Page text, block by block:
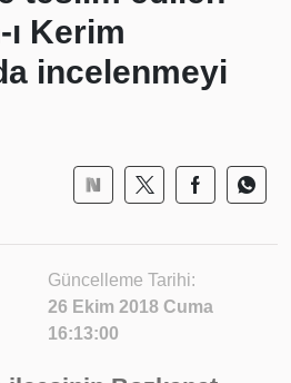
Kerim
incelenmeyi
Güncelleme Tarihi:
26 Ekim 2018 Cuma
16:13:00